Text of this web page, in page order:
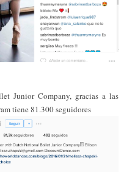
Junior Company, gracias a las
tiene 81.300 seguidores